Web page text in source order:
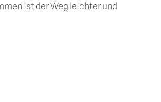
ist der Weg leichter und